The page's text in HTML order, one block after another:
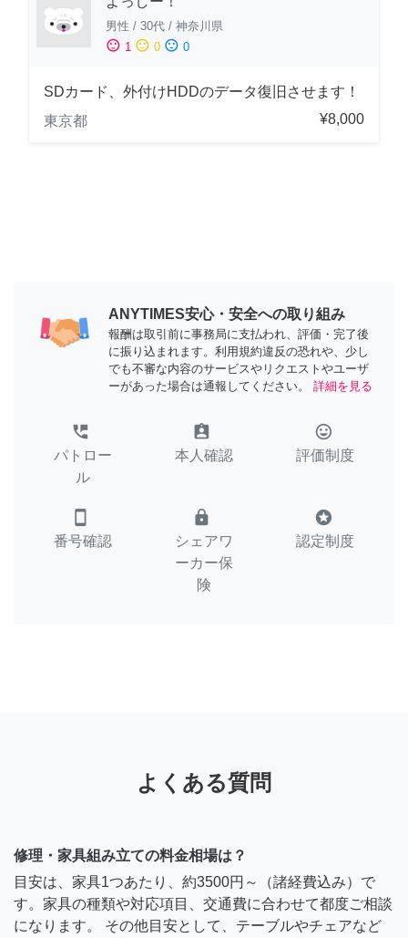
男性 / 30代 / 神奈川県
sentiment_satisfied 1 sentiment_neutral 0 sentiment_dissatisfied 0
SDカード、外付けHDDのデータ復旧させます！
東京都
¥8,000
ANYTIMES安心・安全への取り組み
報酬は取引前に事務局に支払われ、評価・完了後
に振り込まれます。利用規約違反の恐れや、少し
でも不審な内容のサービスやリクエストやユーザ
ーがあった場合は通報してください。
詳細を見る
perm_phone_msg
パトロー
ル
assignment_ind
本人確認
tag_faces
評価制度
smartphone
番号確認
lock
シェアワ
ーカー保
険
stars
認定制度
よくある質問
修理・家具組み立ての料金相場は？
目安は、家具1つあたり、約3500円～（諸経費込み）で
す。家具の種類や対応項目、交通費に合わせて都度ご相談
になります。 その他目安として、テーブルやチェアなど